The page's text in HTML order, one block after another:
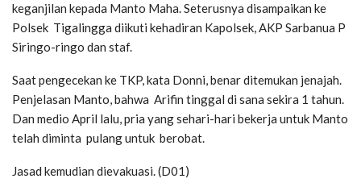
keganjilan kepada Manto Maha. Seterusnya disampaikan ke
Polsek Tigalingga diikuti kehadiran Kapolsek, AKP Sarbanua P
Siringo-ringo dan staf.
Saat pengecekan ke TKP, kata Donni, benar ditemukan jenajah.
Penjelasan Manto, bahwa Arifin tinggal di sana sekira 1 tahun.
Dan medio April lalu, pria yang sehari-hari bekerja untuk Manto
telah diminta pulang untuk berobat.
Jasad kemudian dievakuasi. (D01)